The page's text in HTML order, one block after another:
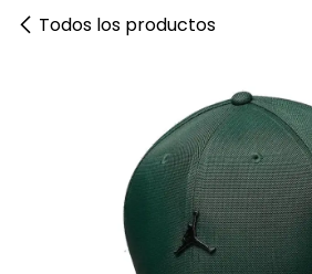
Todos los productos